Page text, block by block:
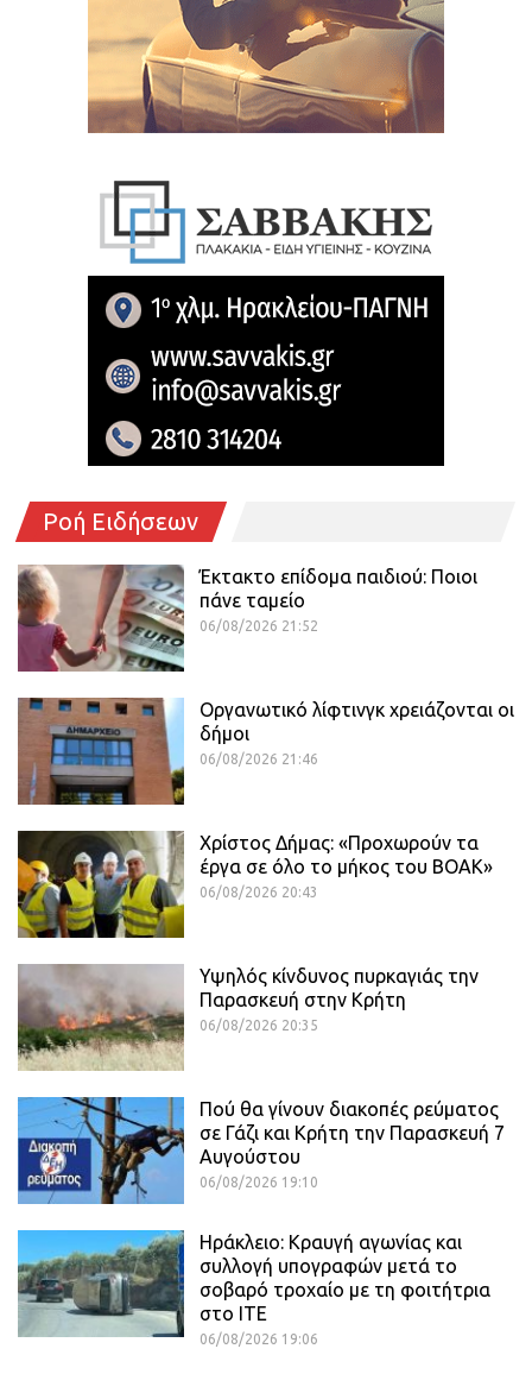
Ροή Ειδήσεων
Έκτακτο επίδομα παιδιού: Ποιοι
πάνε ταμείο
06/08/2026 21:52
Οργανωτικό λίφτινγκ χρειάζονται οι
δήμοι
06/08/2026 21:46
Χρίστος Δήμας: «Προχωρούν τα
έργα σε όλο το μήκος του ΒΟΑΚ»
06/08/2026 20:43
Υψηλός κίνδυνος πυρκαγιάς την
Παρασκευή στην Κρήτη
06/08/2026 20:35
Πού θα γίνουν διακοπές ρεύματος
σε Γάζι και Κρήτη την Παρασκευή 7
Αυγούστου
06/08/2026 19:10
Ηράκλειο: Κραυγή αγωνίας και
συλλογή υπογραφών μετά το
σοβαρό τροχαίο με τη φοιτήτρια
στο ΙΤΕ
06/08/2026 19:06